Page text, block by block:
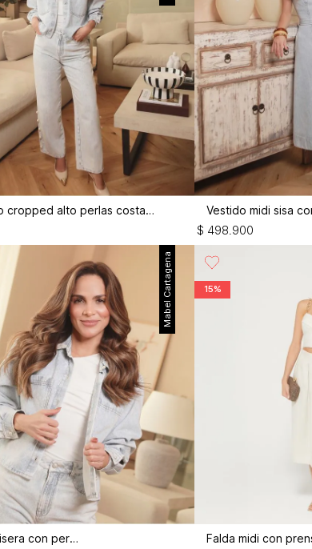
Jean recto cropped alto perlas costado
$ 498.900
Mabel Cartagena
Blusa camisera con perlas
15%